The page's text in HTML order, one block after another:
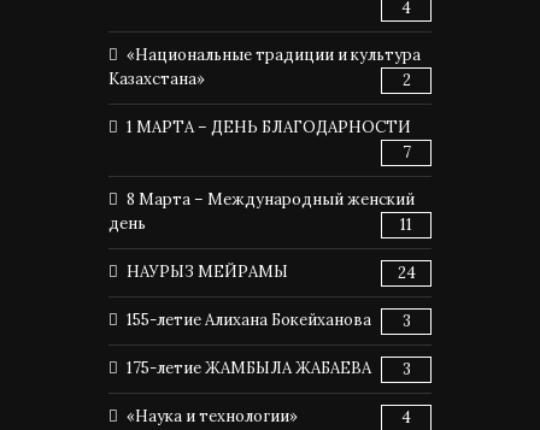
4
«Национальные традиции и культура
Казахстана»
2
1 МАРТА – ДЕНЬ БЛАГОДАРНОСТИ
7
8 Марта – Международный женский
день
11
НАУРЫЗ МЕЙРАМЫ 24
155-летие Алихана Бокейханова 3
175-летие ЖАМБЫЛА ЖАБАЕВА 3
«Наука и технологии» 4